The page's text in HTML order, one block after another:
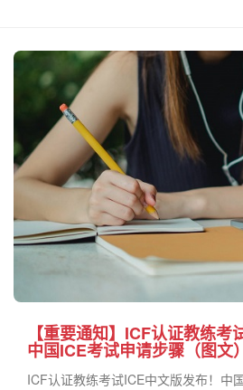
【重要通知】ICF认证教练考
中国ICE考试申请步骤（图文）
ICF认证教练考试ICE中文版发布！中